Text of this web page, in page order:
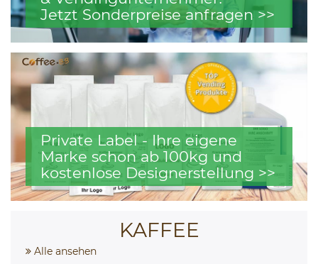
Jetzt Sonderpreise anfragen >>
Private Label - Ihre eigene
Marke schon ab 100kg und
kostenlose Designerstellung >>
KAFFEE
Alle ansehen